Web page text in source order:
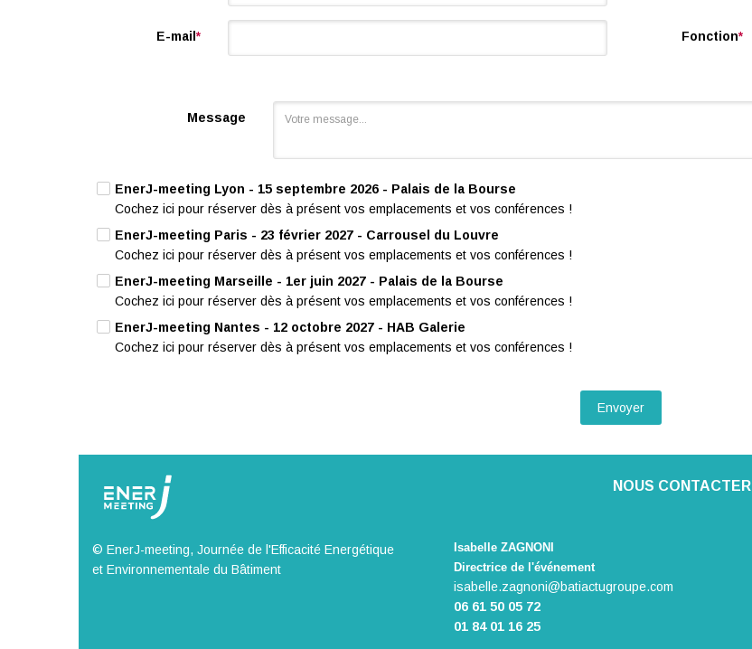
E-mail * Fonction*
Message
EnerJ-meeting Lyon - 15 septembre 2026 - Palais de la Bourse
Cochez ici pour réserver dès à présent vos emplacements et vos conférences !
EnerJ-meeting Paris - 23 février 2027 - Carrousel du Louvre
Cochez ici pour réserver dès à présent vos emplacements et vos conférences !
EnerJ-meeting Marseille - 1er juin 2027 - Palais de la Bourse
Cochez ici pour réserver dès à présent vos emplacements et vos conférences !
EnerJ-meeting Nantes - 12 octobre 2027 - HAB Galerie
Cochez ici pour réserver dès à présent vos emplacements et vos conférences !
© EnerJ-meeting, Journée de l'Efficacité Energétique
et Environnementale du Bâtiment
NOUS CONTACTER
Isabelle ZAGNONI
Directrice de l'événement
isabelle.zagnoni@batiactugroupe.com
​06 61 50 05 72
01 84 01 16 25